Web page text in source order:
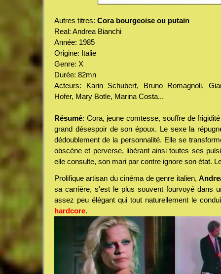
Autres titres: Cora bourgeoise ou putain
Real: Andrea Bianchi
Année: 1985
Origine: Italie
Genre: X
Durée: 82mn
Acteurs: Karin Schubert, Bruno Romagnoli,
Hofer, Mary Botle, Marina Costa...
Résumé: Cora, jeune comtesse, souffre de
grand désespoir de son époux. Le sexe la
dédoublement de la personnalité. Elle se
obscène et perverse, libérant ainsi toutes ses
elle consulte, son mari par contre ignore son état.
Prolifique artisan du cinéma de genre italien,
sa carrière, s'est le plus souvent fourvoyé dans
assez peu élégant qui tout naturellement le
hardcore.